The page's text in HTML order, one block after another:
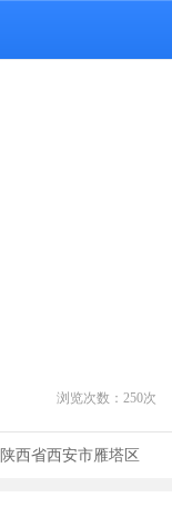
浏览次数： 250次
陕西省西安市雁塔区